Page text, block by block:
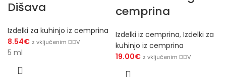
Dišava
Izdelki za kuhinjo iz cemprina
8.54€ z vključenim DDV
5 ml
cemprina
Izdelki iz cemprina, Izdelki za
kuhinjo iz cemprina
19.00€ z vključenim DDV